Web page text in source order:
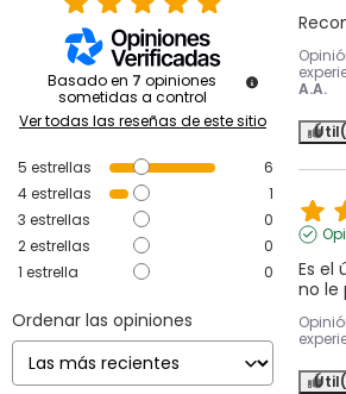
Basado en 7 opiniones
sometidas a control
Ver todas las reseñas de este sitio
5 estrellas
6
4estrellas
1
3 estrellas
0
2estrellas
0
1 estrella 0
Ordenar las opiniones
A.A.
Útil
Es el
no le
Útil